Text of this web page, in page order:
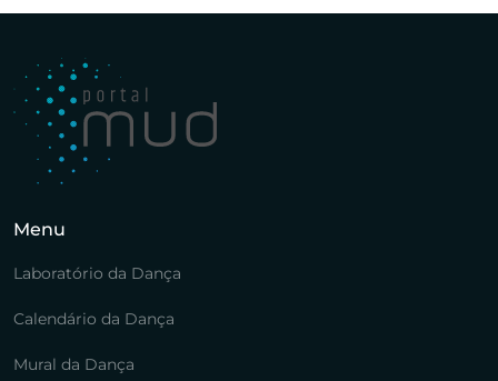
Menu
Laboratório da Dança
Calendário da Dança
Mural da Dança